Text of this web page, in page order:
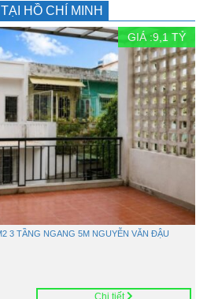
HỒ CHÍ MINH
GIÁ :9,1 TỶ
3 TẦNG NGANG 5M NGUYỄN VĂN ĐẬU
Chi tiết